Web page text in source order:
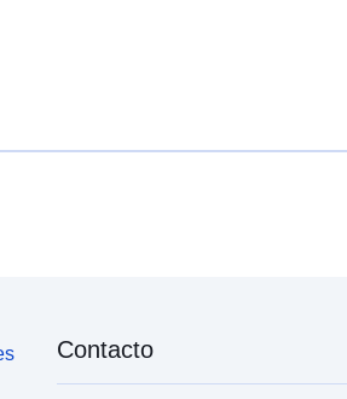
Contacto